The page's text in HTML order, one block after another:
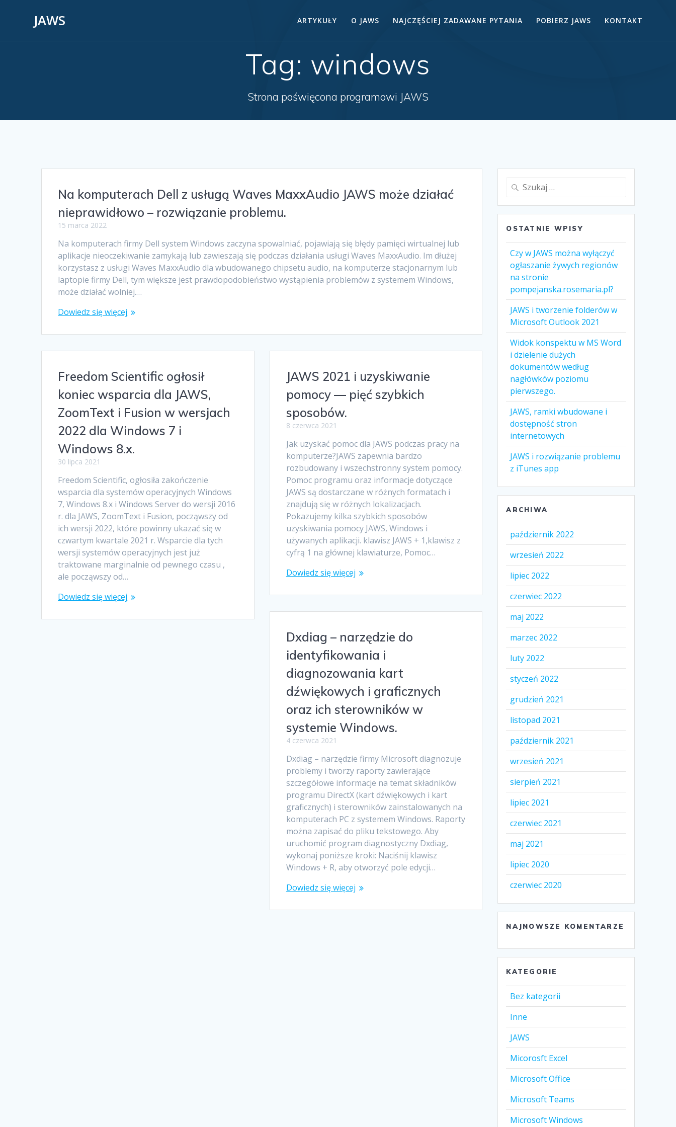
JAWS ARTYKUŁY O JAWS NAJCZĘŚCIEJ ZADAWANE PYTANIA POBIERZ JAWS KONTAKT
Tag: windows
Strona poświęcona programowi JAWS
Na komputerach Dell z usługą Waves MaxxAudio JAWS może działać
nieprawidłowo – rozwiązanie problemu.
15 marca 2022
Na komputerach firmy Dell system Windows zaczyna spowalniać, pojawiają się błędy pamięci wirtualnej lub
aplikacje nieoczekiwanie zamykają lub zawieszają się podczas działania usługi Waves MaxxAudio. Im dłużej
korzystasz z usługi Waves MaxxAudio dla wbudowanego chipsetu audio, na komputerze stacjonarnym lub
laptopie firmy Dell, tym większe jest prawdopodobieństwo wystąpienia problemów z systemem Windows,
może działać wolniej.…
Dowiedz się więcej
Freedom Scientific ogłosił
koniec wsparcia dla JAWS,
ZoomText i Fusion w wersjach
2022 dla Windows 7 i
Windows 8.x.
30 lipca 2021
Freedom Scientific, ogłosiła zakończenie
wsparcia dla systemów operacyjnych Windows
7, Windows 8.x i Windows Server do wersji 2016
r. dla JAWS, ZoomText i Fusion, począwszy od
ich wersji 2022, które powinny ukazać się w
czwartym kwartale 2021 r. Wsparcie dla tych
wersji systemów operacyjnych jest już
traktowane marginalnie od pewnego czasu ,
ale począwszy od…
Dowiedz się więcej
JAWS 2021 i uzyskiwanie
pomocy — pięć szybkich
sposobów.
8 czerwca 2021
Jak uzyskać pomoc dla JAWS podczas pracy na
komputerze?JAWS zapewnia bardzo
rozbudowany i wszechstronny system pomocy.
Pomoc programu oraz informacje dotyczące
JAWS są dostarczane w różnych formatach i
znajdują się w różnych lokalizacjach.
Pokazujemy kilka szybkich sposobów
uzyskiwania pomocy JAWS, Windows i
używanych aplikacji. klawisz JAWS + 1,klawisz z
cyfrą 1 na głównej klawiaturze, Pomoc…
Dowiedz się więcej
Dxdiag – narzędzie do
identyfikowania i
diagnozowania kart
dźwiękowych i graficznych
oraz ich sterowników w
systemie Windows.
4 czerwca 2021
Dxdiag – narzędzie firmy Microsoft diagnozuje
problemy i tworzy raporty zawierające
szczegółowe informacje na temat składników
programu DirectX (kart dźwiękowych i kart
graficznych) i sterowników zainstalowanych na
komputerach PC z systemem Windows. Raporty
można zapisać do pliku tekstowego. Aby
uruchomić program diagnostyczny Dxdiag,
wykonaj poniższe kroki: Naciśnij klawisz
Windows + R, aby otworzyć pole edycji…
Dowiedz się więcej
OSTATNIE WPISY
Czy w JAWS można wyłączyć
ogłaszanie żywych regionów
na stronie
pompejanska.rosemaria.pl?
JAWS i tworzenie folderów w
Microsoft Outlook 2021
Widok konspektu w MS Word
i dzielenie dużych
dokumentów według
nagłówków poziomu
pierwszego.
JAWS, ramki wbudowane i
dostępność stron
internetowych
JAWS i rozwiązanie problemu
z iTunes app
ARCHIWA
październik 2022
wrzesień 2022
lipiec 2022
czerwiec 2022
maj 2022
marzec 2022
luty 2022
styczeń 2022
grudzień 2021
listopad 2021
październik 2021
wrzesień 2021
sierpień 2021
lipiec 2021
czerwiec 2021
maj 2021
lipiec 2020
czerwiec 2020
NAJNOWSZE KOMENTARZE
KATEGORIE
Bez kategorii
Inne
JAWS
Micorosft Excel
Microsoft Office
Microsoft Teams
Microsoft Windows